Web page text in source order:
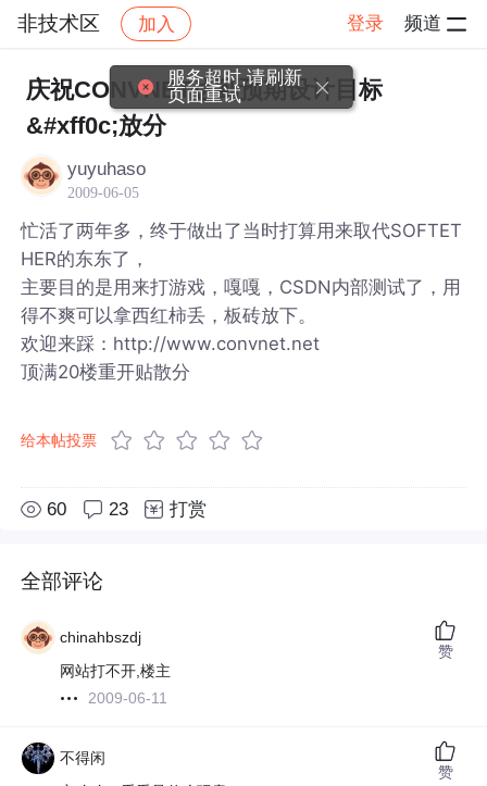
非技术区 加入 登录 频道
社区 非技术区 帖子详情
庆祝CONVNET达到预期设计目标
&#xff0c;放分
yuyuhaso
2009-06-05
忙活了两年多，终于做出了当时打算用来取代SOFTET
HER的东东了，
主要目的是用来打游戏，嘎嘎，CSDN内部测试了，用
得不爽可以拿西红柿丢，板砖放下。
欢迎来踩：http://www.convnet.net
顶满20楼重开贴散分
给本帖投票
60 23 打赏
全部评论
chinahbszdj
网站打不开,楼主
2009-06-11
赞
不得闲
赞
服务超时,请刷新
页面重试